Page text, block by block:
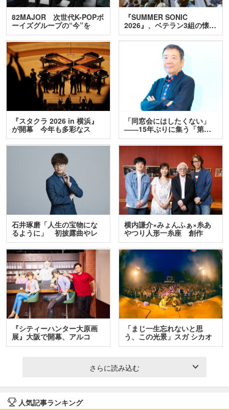
82MAJOR 次世代K-POPボ
ーイズグループの“今”を
訊…
『SUMMER SONIC
2026』、ベテラン3組の懐…
『スタクラ 2026 in 横浜』
が開幕 今年も多彩なス
テ…
「同窓会にはしたくない」
――15年ぶりに集う「第…
石井琢磨「人生の宝物にな
るように」 初披露曲やレ
ア…
横内謙介×みょんふぁ×糸あ
やつり人形一糸座 創作
人…
『シティーハンター大原画
展』大阪で開幕、アルコ
＆…
「まじ一生忘れないと思
う、この光景」スガ シカオ
と…
さらに読み込む
人気記事ランキング